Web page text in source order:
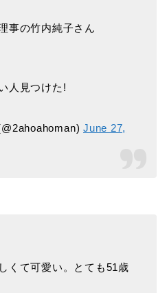
事の竹内純子さん
人見つけた!
June 27,
くて可愛い。とても51歳